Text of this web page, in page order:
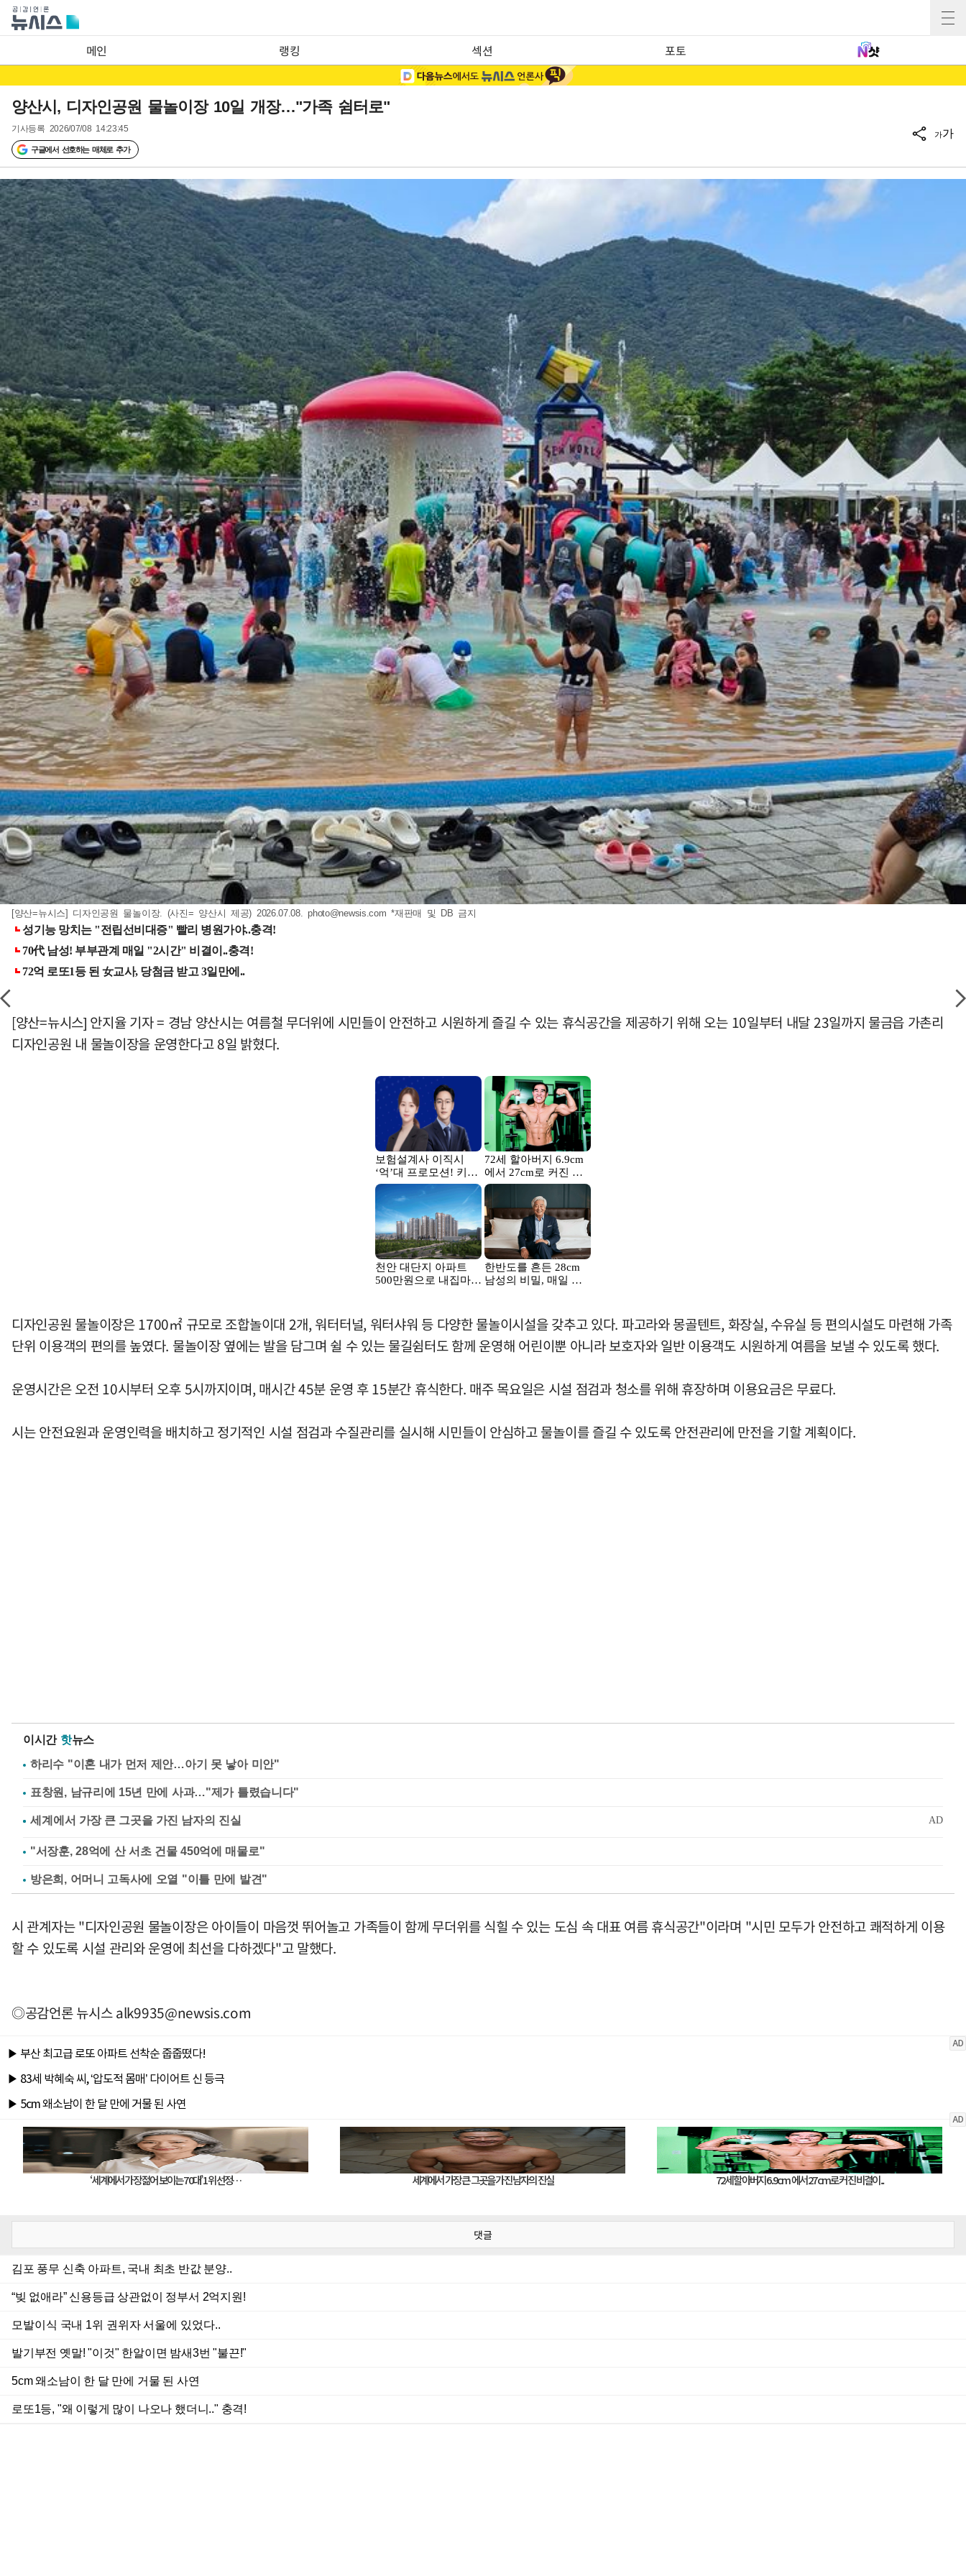
메인 랭킹 섹션 포토
양산시, 디자인공원 물놀이장 10일 개장…"가족 쉼터로"
기사등록 2026/07/08 14:23:45
구글에서 선호하는 매체로 추가
가가
[양산=뉴시스] 디자인공원 물놀이장. (사진= 양산시 제공) 2026.07.08.photo@newsis.com *재판매 및 DB 금지
[양산=뉴시스] 안지율 기자 = 경남 양산시는 여름철 무더위에 시민들이 안전하고 시원하게 즐길 수 있는 휴식공간을 제공하기 위해 오는 10일부터 내달 23일까지 물금읍 가촌리
디자인공원 내 물놀이장을 운영한다고 8일 밝혔다.
디자인공원 물놀이장은 1700㎡ 규모로 조합놀이대 2개, 워터터널, 워터샤워 등 다양한 물놀이시설을 갖추고 있다. 파고라와 몽골텐트, 화장실, 수유실 등 편의시설도 마련해 가족
단위 이용객의 편의를 높였다. 물놀이장 옆에는 발을 담그며 쉴 수 있는 물길쉼터도 함께 운영해 어린이뿐 아니라 보호자와 일반 이용객도 시원하게 여름을 보낼 수 있도록 했다.
운영시간은 오전 10시부터 오후 5시까지이며, 매시간 45분 운영 후 15분간 휴식한다. 매주 목요일은 시설 점검과 청소를 위해 휴장하며 이용요금은 무료다.
시는 안전요원과 운영인력을 배치하고 정기적인 시설 점검과 수질관리를 실시해 시민들이 안심하고 물놀이를 즐길 수 있도록 안전관리에 만전을 기할 계획이다.
이시간 핫뉴스
하리수 "이혼 내가 먼저 제안…아기 못 낳아 미안"
표창원, 남규리에 15년 만에 사과…"제가 틀렸습니다"
"서장훈, 28억에 산 서초 건물 450억에 매물로"
방은희, 어머니 고독사에 오열 "이틀 만에 발견"
시 관계자는 "디자인공원 물놀이장은 아이들이 마음껏 뛰어놀고 가족들이 함께 무더위를 식힐 수 있는 도심 속 대표 여름 휴식공간"이라며 "시민 모두가 안전하고 쾌적하게 이용
할 수 있도록 시설 관리와 운영에 최선을 다하겠다"고 말했다.
◎공감언론 뉴시스alk9935@newsis.com
댓글